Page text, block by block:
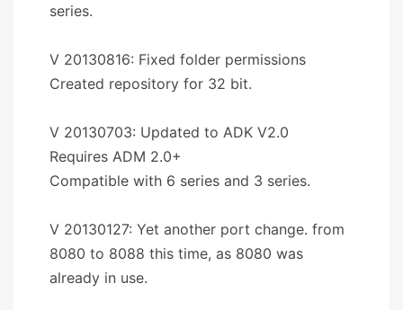
series.
V 20130816: Fixed folder permissions
Created repository for 32 bit.
V 20130703: Updated to ADK V2.0
Requires ADM 2.0+
Compatible with 6 series and 3 series.
V 20130127: Yet another port change. from
8080 to 8088 this time, as 8080 was
already in use.